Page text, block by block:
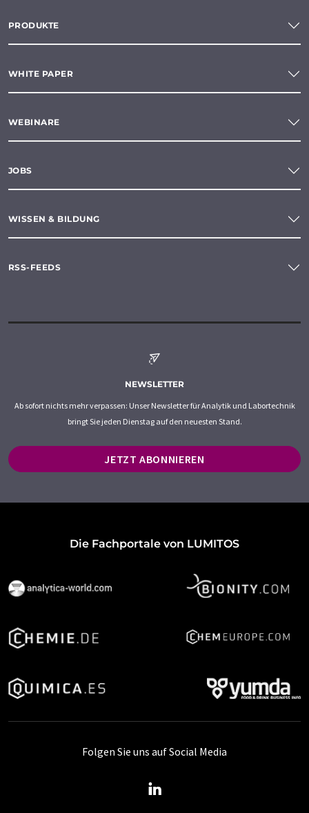
PRODUKTE
WHITE PAPER
WEBINARE
JOBS
WISSEN & BILDUNG
RSS-FEEDS
NEWSLETTER
Ab sofort nichts mehr verpassen: Unser Newsletter für Analytik und Labortechnik
bringt Sie jeden Dienstag auf den neuesten Stand.
JETZT ABONNIEREN
Die Fachportale von LUMITOS
Folgen Sie uns auf Social Media